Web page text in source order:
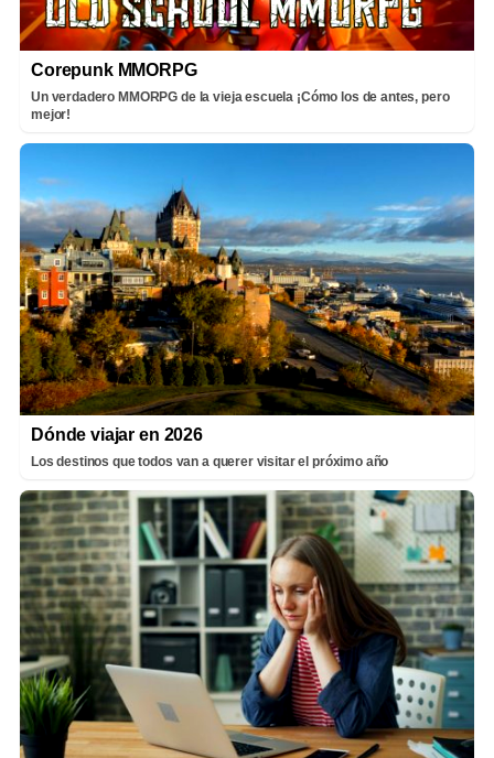
Corepunk MMORPG
Un verdadero MMORPG de la vieja escuela ¡Cómo los de antes, pero
mejor!
Dónde viajar en 2026
Los destinos que todos van a querer visitar el próximo año